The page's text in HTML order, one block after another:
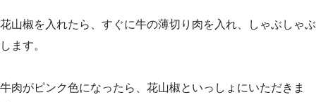
花山椒を入れたら、すぐに牛の薄切り肉を入れ、しゃぶしゃぶ
します。
牛肉がピンク色になったら、花山椒といっしょにいただきま